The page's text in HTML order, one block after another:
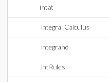
intat
Integral Calculus
Integrand
IntRules